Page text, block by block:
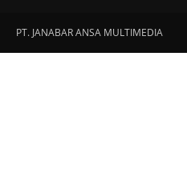
PT. JANABAR ANSA MULTIMEDIA